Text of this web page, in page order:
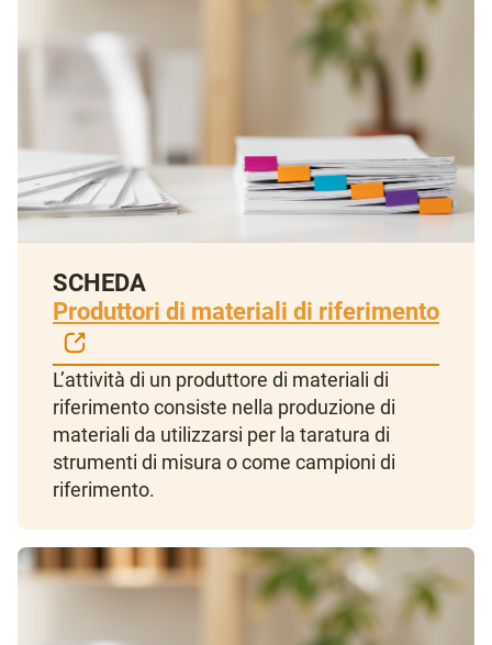
SCHEDA
Produttori di materiali di riferimento
L’attività di un produttore di materiali di
riferimento consiste nella produzione di
materiali da utilizzarsi per la taratura di
strumenti di misura o come campioni di
riferimento.